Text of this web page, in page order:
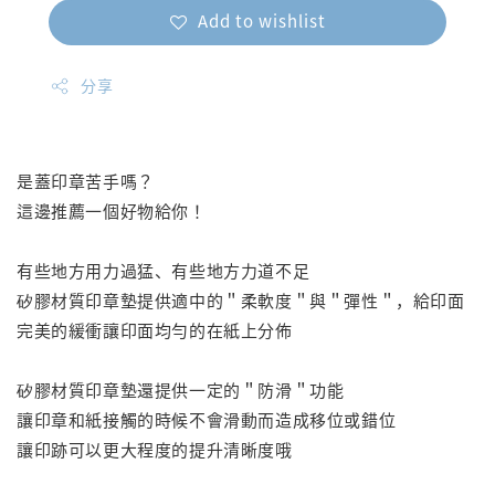
Add to wishlist
分享
是蓋印章苦手嗎？
這邊推薦一個好物給你！
有些地方用力過猛、有些地方力道不足
矽膠材質印章墊提供適中的＂柔軟度＂與＂彈性＂，給印面
完美的緩衝讓印面均勻的在紙上分佈
矽膠材質印章墊還提供一定的＂防滑＂功能
讓印章和紙接觸的時候不會滑動而造成移位或錯位
讓印跡可以更大程度的提升清晰度哦